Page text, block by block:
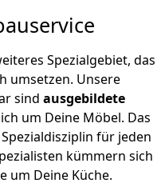
Spezialgebiet, das
umsetzen. Unsere
sind ausgebildete
um Deine Möbel. Das
für jeden
kümmern sich
um Deine Küche.